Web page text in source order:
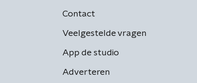
Contact
Veelgestelde vragen
App de studio
Adverteren